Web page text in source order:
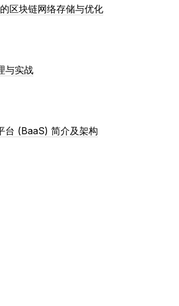
区块链网络存储与优化
与实战
台 (BaaS) 简介及架构